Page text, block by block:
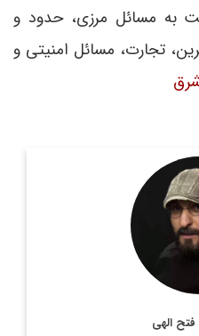
به مسائل مرزی، حدود و
تجارت، مسائل امنیتی و
فتح الهی
روزنامه نگاری سیاسی و عضو
ایرانی.
بیشتر